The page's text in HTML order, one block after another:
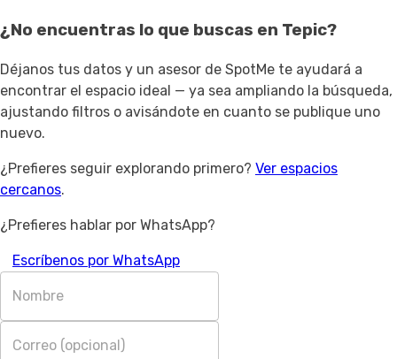
¿No encuentras lo que buscas en Tepic?
Déjanos tus datos y un asesor de SpotMe te ayudará a
encontrar el espacio ideal — ya sea ampliando la búsqueda,
ajustando filtros o avisándote en cuanto se publique uno
nuevo.
¿Prefieres seguir explorando primero? Ver espacios
cercanos.
¿Prefieres hablar por WhatsApp?
Escríbenos por WhatsApp